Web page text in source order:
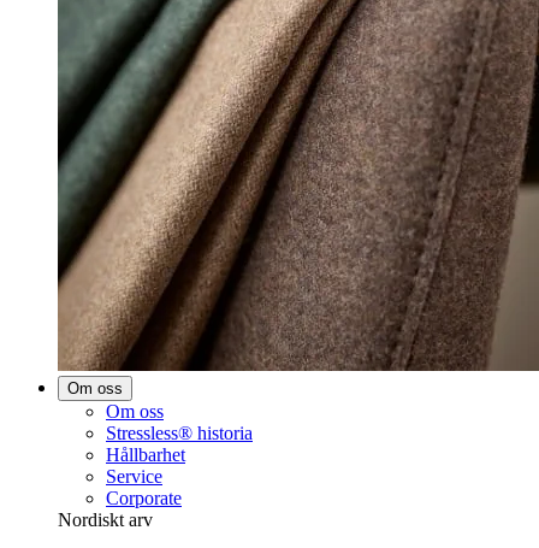
Om oss
Om oss
Stressless® historia
Hållbarhet
Service
Corporate
Nordiskt arv